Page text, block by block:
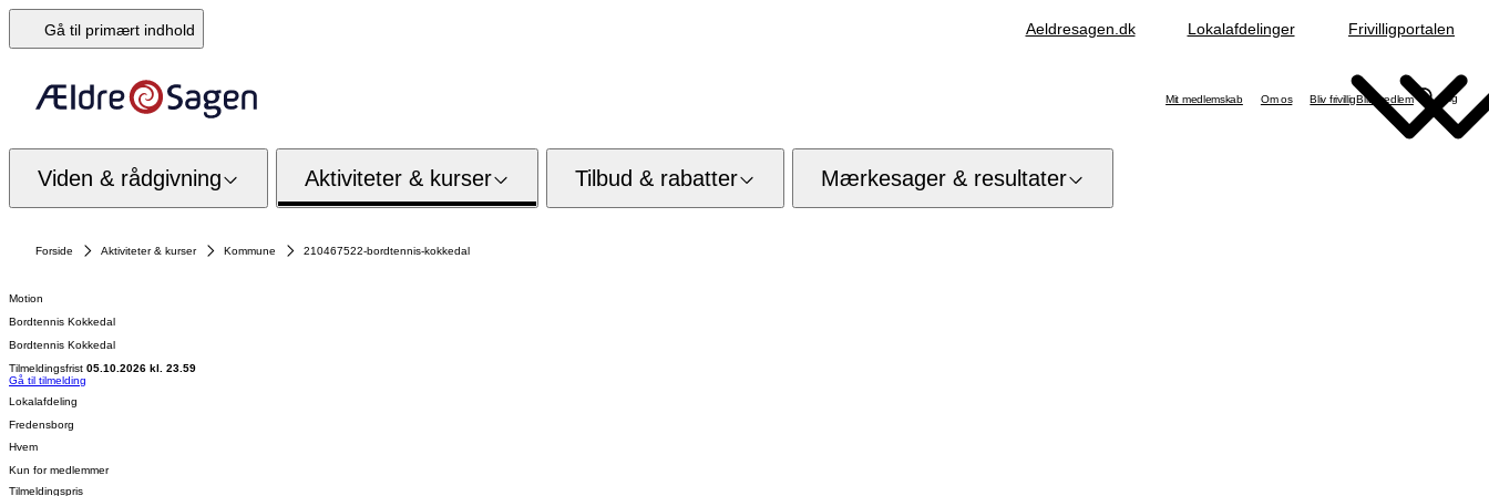
Gå til primært indhold Aeldresagen.dk Lokalafdelinger Frivilligportalen
Mit medlemskab Om os Bliv frivilligBliv medlem Søg
Viden & rådgivning Aktiviteter & kurser Tilbud & rabatter Mærkesager & resultater
Forside Aktiviteter & kurser Kommune 210467522-bordtennis-kokkedal
Motion
Bordtennis Kokkedal
Bordtennis Kokkedal
Tilmeldingsfrist 05.10.2026 kl. 23.59
Gå til tilmelding
Lokalafdeling
Fredensborg
Hvem
Kun for medlemmer
Tilmeldingspris